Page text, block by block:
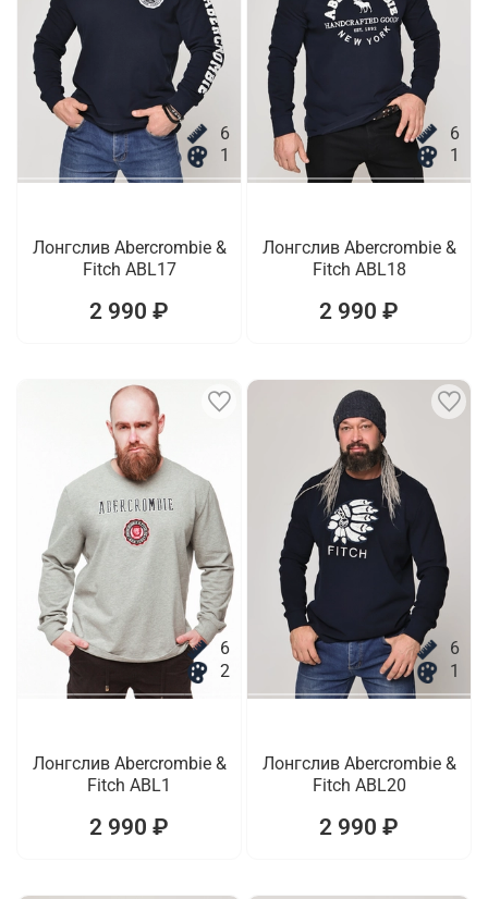
6
1
Лонгслив Abercrombie &
Fitch ABL17
2 990 ₽
6
1
Лонгслив Abercrombie &
Fitch ABL18
2 990 ₽
6
2
Лонгслив Abercrombie &
Fitch ABL1
2 990 ₽
6
1
Лонгслив Abercrombie &
Fitch ABL20
2 990 ₽